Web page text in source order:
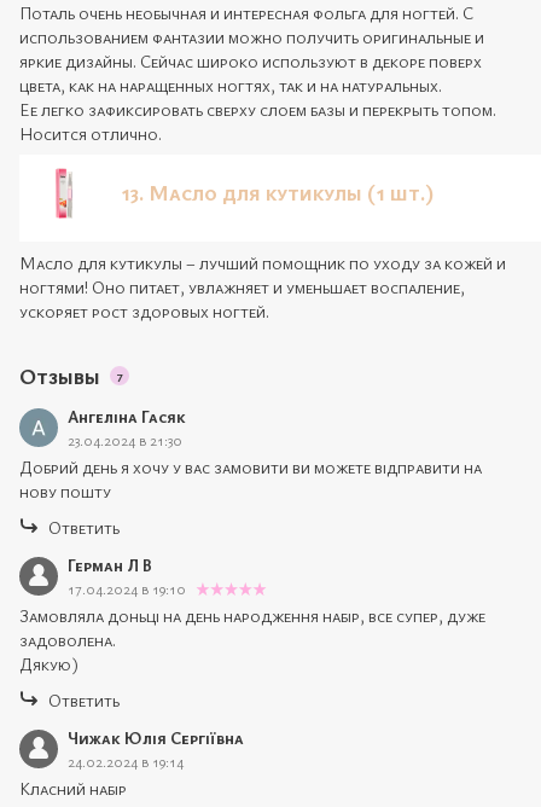
Поталь очень необычная и интересная фольга для ногтей. С
использованием фантазии можно получить оригинальные и
яркие дизайны. Сейчас широко используют в декоре поверх
цвета, как на наращенных ногтях, так и на натуральных.
Ее легко зафиксировать сверху слоем базы и перекрыть топом.
Носится отлично.
13. Масло для кутикулы (1 шт.)
Масло для кутикулы – лучший помощник по уходу за кожей и
ногтями! Оно питает, увлажняет и уменьшает воспаление,
ускоряет рост здоровых ногтей.
Отзывы 7
Ангеліна Гасяк
23.04.2024 в 21:30
Добрий день я хочу у вас замовити ви можете відправити на
нову пошту
Ответить
Герман Л В
17.04.2024 в 19:10
Замовляла доньці на день народження набір, все супер, дуже
задоволена.
Дякую)
Ответить
Чижак Юлія Сергіївна
24.02.2024 в 19:14
Класний набір